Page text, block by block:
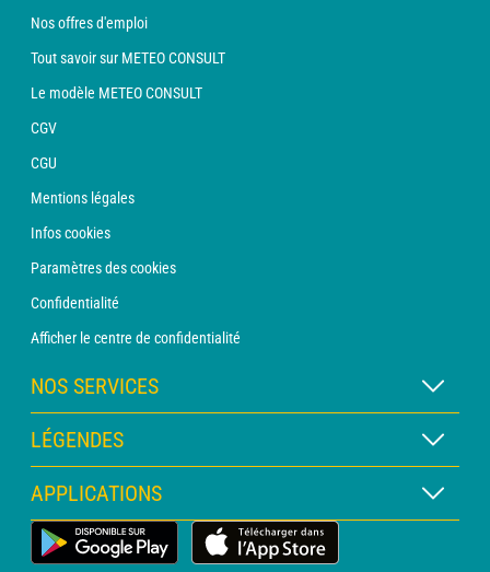
Nos offres d'emploi
Tout savoir sur METEO CONSULT
Le modèle METEO CONSULT
CGV
CGU
Mentions légales
Infos cookies
Paramètres des cookies
Confidentialité
Afficher le centre de confidentialité
NOS SERVICES
Abonnement METEO Xpert
Abonnement METEO PRO
Consultation avec un prévisionniste
Bulletin PRO
LÉGENDES
Légende des cartes
Légende des pictogrammes
Glossaire
APPLICATIONS
Application Météo Terrestre